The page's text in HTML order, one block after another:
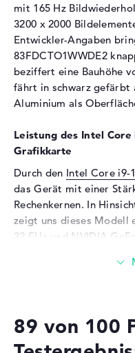
Besonderheiten
Kartenleser
Unterstützte Flash-
Audio
Webcam
Sensorauflösung
Eingabegeräte
WLAN
mit 165 Hz
3200 x 2000
Entwickler-Angaben
83FDCTO1WWDE2
beziffert eine Bauhöhe
fährt in schwarz gefärbt
Aluminium als
Leistung des Intel
Grafikkarte
Durch den Intel Core i9-
das Gerät mit einer
Rechenkernen. In
zeigt uns dieses Modell
32 EUs und NVIDIA
neben dem Prozessor
89 von 100